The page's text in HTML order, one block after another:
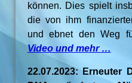
können. Dies spielt
die von ihm
und ebnet den Weg
Video und mehr …
22.07.2023: Erneuter